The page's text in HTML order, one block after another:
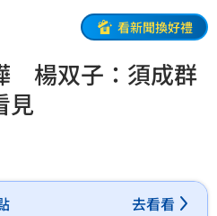
看新聞換好禮
楊双子：須成群
見
去看看